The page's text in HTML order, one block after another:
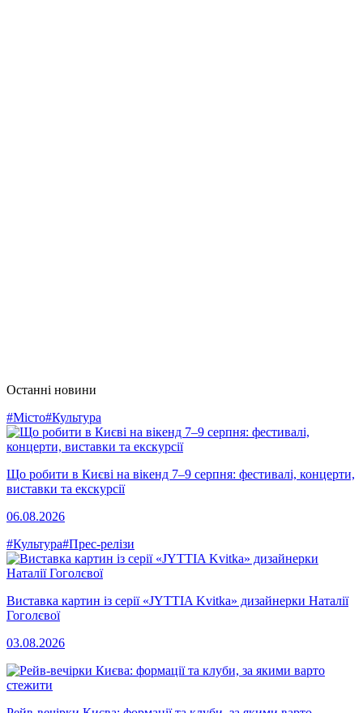
Останні новини
#Місто#Культура
Що робити в Києві на вікенд 7–9 серпня: фестивалі, концерти,
виставки та екскурсії
06.08.2026
#Культура#Прес-релізи
Виставка картин із серії «JYTTIA Kvitka» дизайнерки Наталії
Гоголєвої
03.08.2026